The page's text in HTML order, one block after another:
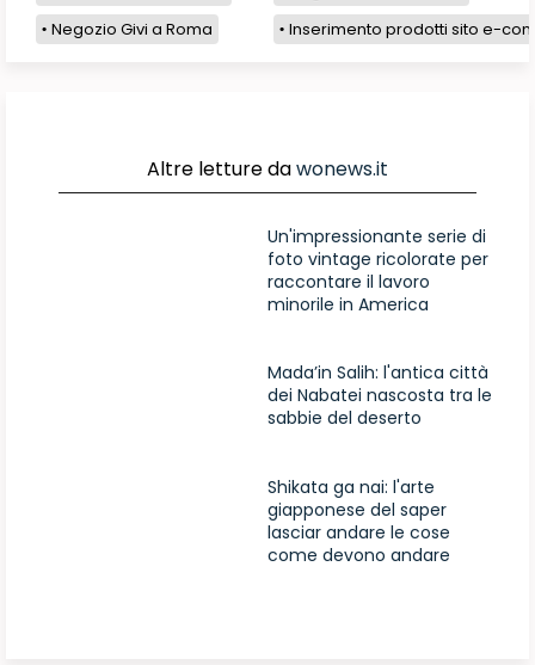
Negozio Givi a Roma
Inserimento prodotti sito e-
Altre letture dawonews.it
Un'impressionante serie di
foto vintage ricolorate per
raccontare il lavoro
minorile in America
Mada’in Salih: l'antica città
dei Nabatei nascosta tra le
sabbie del deserto
Shikata ga nai: l'arte
giapponese del saper
lasciar andare le cose
come devono andare